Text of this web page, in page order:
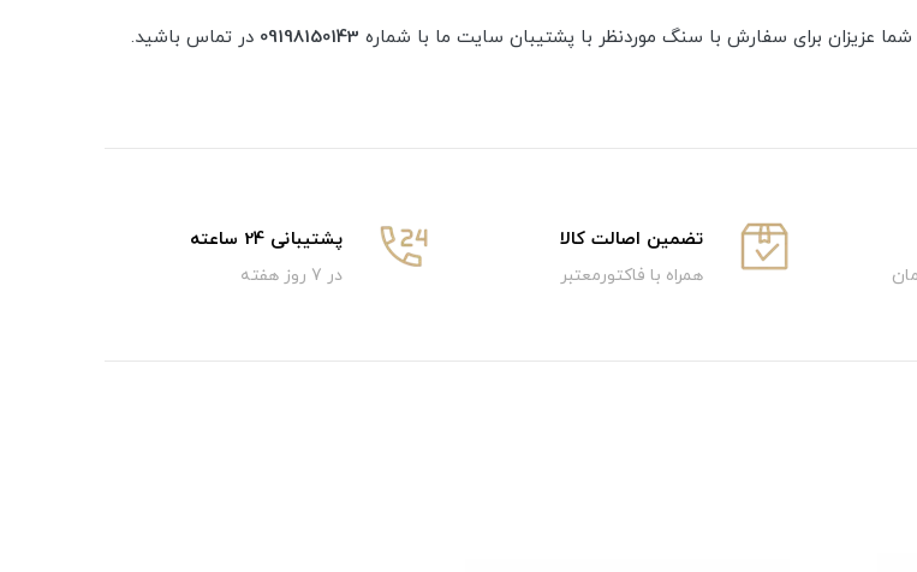
شما عزیزان برای سفارش با سنگ موردنظر با پشتیبان سایت ما با شماره 09198150143 در تماس باشید.
تضمین اصالت کالا
همراه با فاکتورمعتبر
پشتیبانی 24 ساعته
در 7 روز هفته